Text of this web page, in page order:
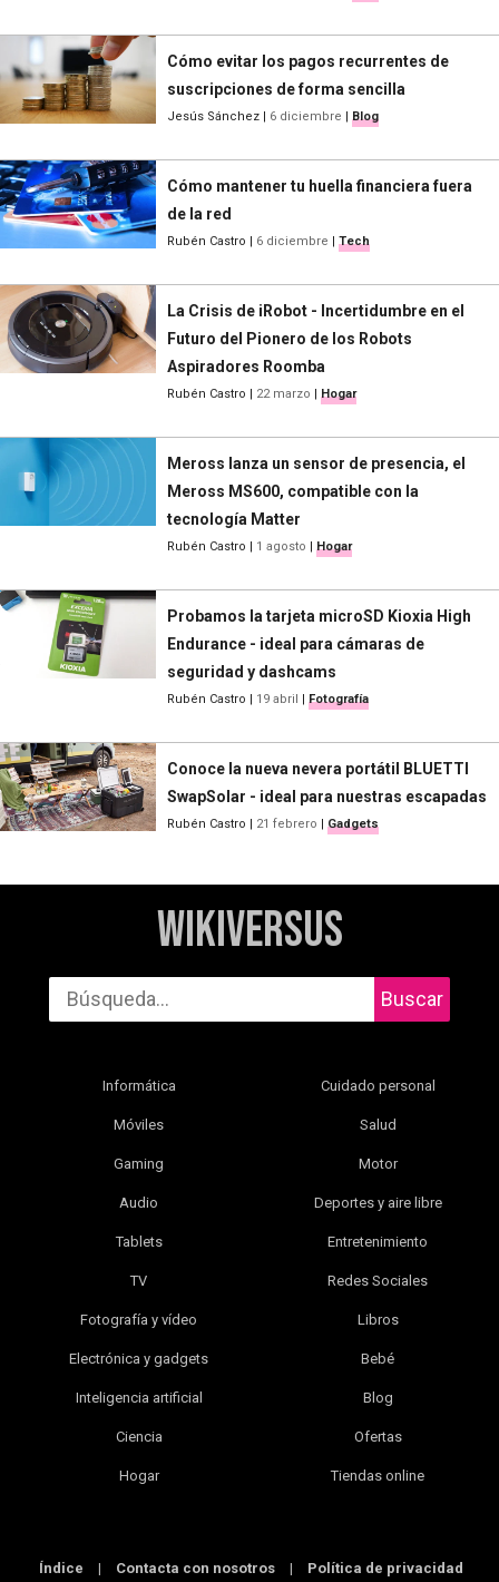
Cómo evitar los pagos recurrentes de
suscripciones de forma sencilla
Jesús Sánchez 6 diciembre Blog
Cómo mantener tu huella financiera fuera
de la red
Rubén Castro 6 diciembre Tech
La Crisis de iRobot - Incertidumbre en el
Futuro del Pionero de los Robots
Aspiradores Roomba
Rubén Castro 22 marzo Hogar
Meross lanza un sensor de presencia, el
Meross MS600, compatible con la
tecnología Matter
Rubén Castro 1 agosto Hogar
Probamos la tarjeta microSD Kioxia High
Endurance - ideal para cámaras de
seguridad y dashcams
Rubén Castro 19 abril Fotografía
Conoce la nueva nevera portátil BLUETTI
SwapSolar - ideal para nuestras escapadas
Rubén Castro 21 febrero Gadgets
WikiVersus
Buscar
Informática
Móviles
Gaming
Audio
Tablets
TV
Fotografía y vídeo
Electrónica y gadgets
Inteligencia artificial
Ciencia
Hogar
Cuidado personal
Salud
Motor
Deportes y aire libre
Entretenimiento
Redes Sociales
Libros
Bebé
Blog
Ofertas
Tiendas online
Índice | Contacta con nosotros | Política de privacidad